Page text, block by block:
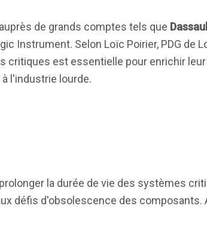
de grands comptes tels que
Instrument. Selon Loïc Poirier, PDG de
critiques est essentielle pour enrichir
l'industrie lourde.
la durée de vie des systèmes
défis d'obsolescence des composants.